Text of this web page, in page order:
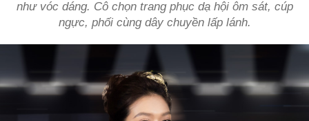
như vóc dáng. Cô chọn trang phục dạ hội ôm sát, cúp
ngực, phối cùng dây chuyền lấp lánh.